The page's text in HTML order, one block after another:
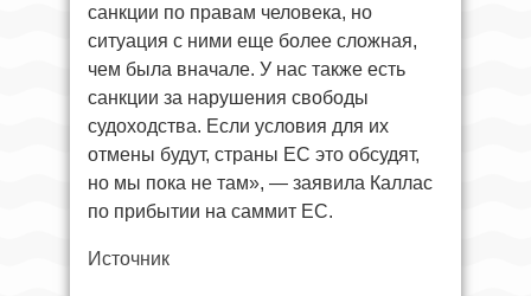
санкции по правам человека, но
ситуация с ними еще более сложная,
чем была вначале. У нас также есть
санкции за нарушения свободы
судоходства. Если условия для их
отмены будут, страны ЕС это обсудят,
но мы пока не там», — заявила Каллас
по прибытии на саммит ЕС.
Источник